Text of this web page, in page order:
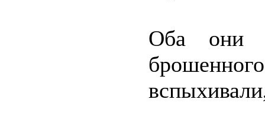
Оба они